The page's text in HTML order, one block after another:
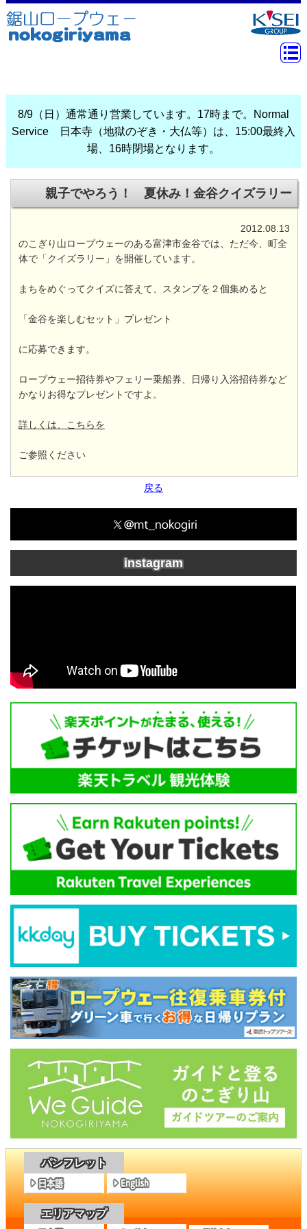
8/9（日）通常通り営業しています。17時まで。Normal
Service 日本寺（地獄のぞき・大仏等）は、15:00最終入
場、16時閉場となります。
親子でやろう！ 夏休み！金谷クイズラリー
2012.08.13
のこぎり山ロープウェーのある富津市金谷では、ただ今、町全
体で「クイズラリー」を開催しています。
まちをめぐってクイズに答えて、スタンプを２個集めると
「金谷を楽しむセット」プレゼント
に応募できます。
ロープウェー招待券やフェリー乗船券、日帰り入浴招待券など
かなりお得なプレゼントですよ。
詳しくは、こちらを
ご参照ください
戻る
instagram
パンフレット
エリアマップ